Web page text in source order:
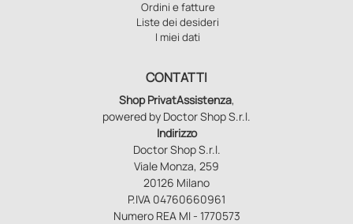
Ordini e fatture
Liste dei desideri
I miei dati
CONTATTI
Shop PrivatAssistenza,
powered by Doctor Shop S.r.l.
Indirizzo
Doctor Shop S.r.l.
Viale Monza, 259
20126 Milano
P.IVA 04760660961
Numero REA MI - 1770573